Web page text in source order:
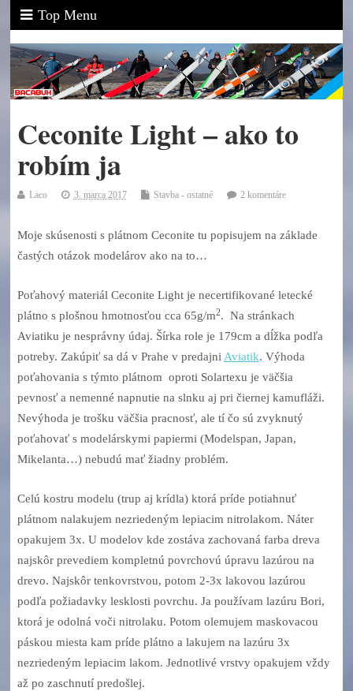
Top Menu
Ceconite Light – ako to
robím ja
Laco 3. marca 2017 Stavba - ostatné 2 komentáre
Moje skúsenosti s plátnom Ceconite tu popisujem na základe
častých otázok modelárov ako na to…
Poťahový materiál Ceconite Light je necertifikované letecké
plátno s plošnou hmotnosťou cca 65g/m2. Na stránkach
Aviatiku je nesprávny údaj. Šírka role je 179cm a dĺžka podľa
potreby. Zakúpiť sa dá v Prahe v predajni Aviatik. Výhoda
poťahovania s týmto plátnom oproti Solartexu je väčšia
pevnosť a nemenné napnutie na slnku aj pri čiernej kamufláži.
Nevýhoda je trošku väčšia pracnosť, ale tí čo sú zvyknutý
poťahovať s modelárskymi papiermi (Modelspan, Japan,
Mikelanta…) nebudú mať žiadny problém.
Celú kostru modelu (trup aj krídla) ktorá príde potiahnuť
plátnom nalakujem nezriedeným lepiacim nitrolakom. Náter
opakujem 3x. U modelov kde zostáva zachovaná farba dreva
najskôr prevediem kompletnú povrchovú úpravu lazúrou na
drevo. Najskôr tenkovrstvou, potom 2-3x lakovou lazúrou
podľa požiadavky lesklosti povrchu. Ja používam lazúru Bori,
ktorá je odolná voči nitrolaku. Potom olemujem maskovacou
páskou miesta kam príde plátno a lakujem na lazúru 3x
nezriedeným lepiacim lakom. Jednotlivé vrstvy opakujem vždy
až po zaschnutí predošlej.